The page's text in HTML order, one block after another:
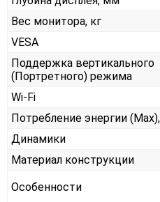
Вес монитора, кг
VESA
Поддержка вертикального
(Портретного) режима
Wi-Fi
Потребление энергии
Динамики
Материал конструкции
Особенности